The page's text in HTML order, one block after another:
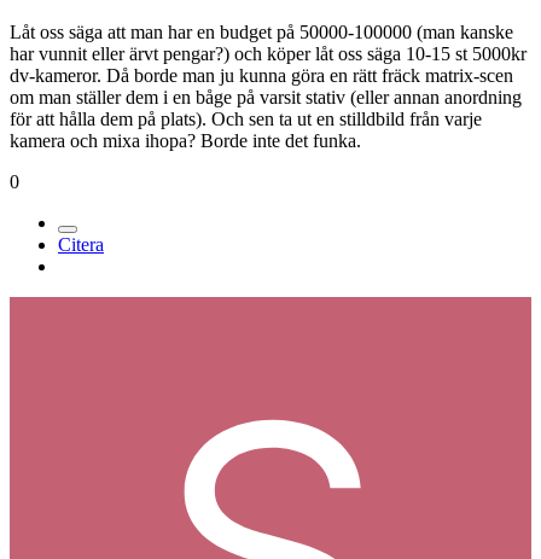
Låt oss säga att man har en budget på 50000-100000 (man kanske
har vunnit eller ärvt pengar?) och köper låt oss säga 10-15 st 5000kr
dv-kameror. Då borde man ju kunna göra en rätt fräck matrix-scen
om man ställer dem i en båge på varsit stativ (eller annan anordning
för att hålla dem på plats). Och sen ta ut en stilldbild från varje
kamera och mixa ihopa? Borde inte det funka.
0
Citera